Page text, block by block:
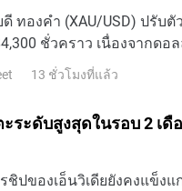
ทองคํา (XAU/USD) ปรับ
ชั่วคราว เนื่องจากด
การยืนยันว่ามีโอกาสเกิดข้
คบฮอร์มุซ ขณะที่เขียนข่าวนี้
0.30% ในราย
13 ชั่วโมงที่แล้ว
ะระดับสูงสุดในรอบ 2 เ
ชิปของเอ็นวิเดียยังคงแข็